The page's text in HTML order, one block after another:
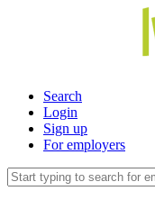
Search
Login
Sign up
For employers